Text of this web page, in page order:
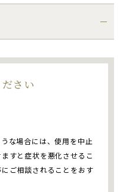
さい
な場合には、使用を中止
すと症状を悪化させるこ
ご相談されることをおす